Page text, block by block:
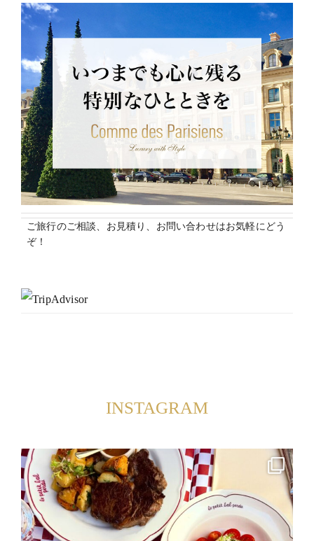
ご旅行のご相談、お見積り、お問い合わせはお気軽にどう
ぞ！
INSTAGRAM